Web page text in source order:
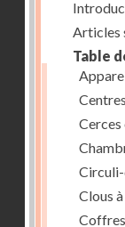
Articles
Table
Clous